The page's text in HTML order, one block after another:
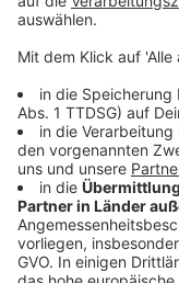
Die BandLIMITED
Pop- und
Kostümen,
ABBA, von
Abend verspricht
22:30 Uhr –
MitJACKFIRE
Leidenschaft,